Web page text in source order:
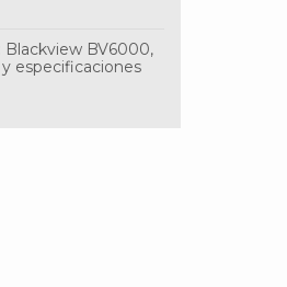
Blackview BV6000,
especificaciones